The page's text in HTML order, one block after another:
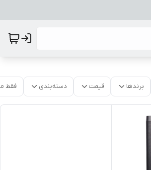
برندها قیمت دسته‌بندی فقط